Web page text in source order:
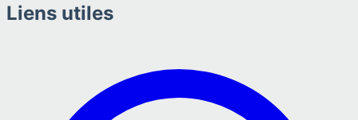
Liens utiles